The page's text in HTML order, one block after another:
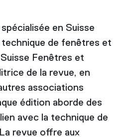
en Suisse
technique de fenêtres et
Fenêtres et
de la revue, en
associations
édition aborde des
avec la technique de
revue offre aux